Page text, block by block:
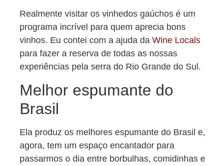
Realmente visitar os vinhedos gaúchos é um
programa incrível para quem aprecia bons
vinhos. Eu contei com a ajuda da Wine Locals
para fazer a reserva de todas as nossas
experiências pela serra do Rio Grande do Sul.
Melhor espumante do
Brasil
Ela produz os melhores espumante do Brasil e,
agora, tem um espaço encantador para
passarmos o dia entre borbulhas, comidinhas e